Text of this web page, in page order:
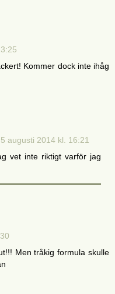
Kommer dock inte ihåg
5 augusti 2014 kl. 16:21
vet inte riktigt varför jag
Men tråkig formula skulle